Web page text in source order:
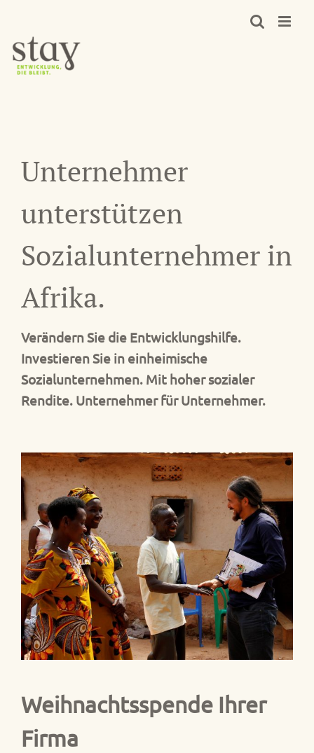
springen
Unternehmer
unterstützen
Sozialunternehmer in
Afrika.
Verändern Sie die Entwicklungshilfe.
Investieren Sie in einheimische
Sozialunternehmen. Mit hoher sozialer
Rendite. Unternehmer für Unternehmer.
Weihnachtsspende Ihrer
Firma